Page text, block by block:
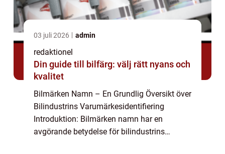
03 juli 2026 admin
redaktionel
Din guide till bilfärg: välj rätt nyans och
kvalitet
Bilmärken Namn – En Grundlig Översikt över
Bilindustrins Varumärkesidentifiering
Introduktion: Bilmärken namn har en
avgörande betydelse för bilindustrins